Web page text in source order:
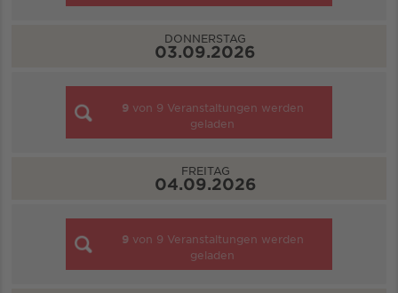
DONNERSTAG
03.09.2026
9 von 9 Veranstaltungen werden
geladen
FREITAG
04.09.2026
9 von 9 Veranstaltungen werden
geladen